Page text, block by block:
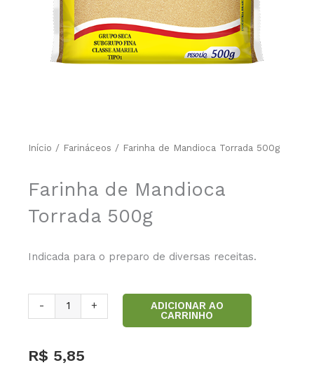
Início / Farináceos / Farinha de Mandioca Torrada 500g
Farinha de Mandioca
Torrada 500g
Indicada para o preparo de diversas receitas.
-
de
Torrada
500g
+ ADICIONAR AO
CARRINHO
R$ 5,85